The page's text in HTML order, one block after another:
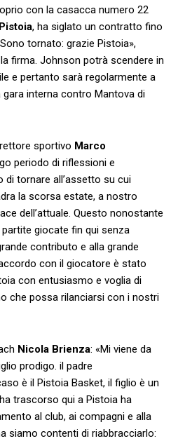
con la casacca numero 22
, ha siglato un contratto fino
tornato: grazie Pistoia»,
firma. Johnson potrà scendere in
e pertanto sarà regolarmente a
interna contro Mantova di
sportivo Marco
periodo di riflessioni e
di tornare all’assetto su cui
la scorsa estate, a nostro
dell’attuale. Questo nonostante
giocate fin qui senza
contributo e alla grande
con il giocatore è stato
con entusiasmo e voglia di
che possa rilanciarsi con i nostri
Nicola Brienza: «Mi viene da
prodigo. il padre
è il Pistoia Basket, il figlio è un
trascorso qui a Pistoia ha
al club, ai compagni e alla
siamo contenti di riabbracciarlo: